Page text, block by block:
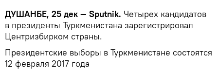
ДУШАНБЕ, 25 дек — Sputnik. Четырех кандидатов
в президенты Туркменистана зарегистрировал
Центризбирком страны.
Президентские выборы в Туркменистане состоятся
12 февраля 2017 года